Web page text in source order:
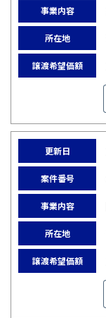
事業内容
所在地
譲渡希望価額
更新日
案件番号
事業内容
所在地
譲渡希望価額